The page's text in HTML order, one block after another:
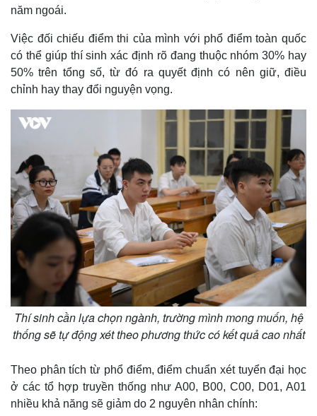
năm ngoái.
Việc đối chiếu điểm thi của mình với phổ điểm toàn quốc
có thể giúp thí sinh xác định rõ đang thuộc nhóm 30% hay
50% trên tổng số, từ đó ra quyết định có nên giữ, điều
chỉnh hay thay đổi nguyện vọng.
Thí sinh cần lựa chọn ngành, trường mình mong muốn, hệ
thống sẽ tự động xét theo phương thức có kết quả cao nhất
Theo phân tích từ phổ điểm, điểm chuẩn xét tuyển đại học
ở các tổ hợp truyền thống như A00, B00, C00, D01, A01
nhiều khả năng sẽ giảm do 2 nguyên nhân chính: